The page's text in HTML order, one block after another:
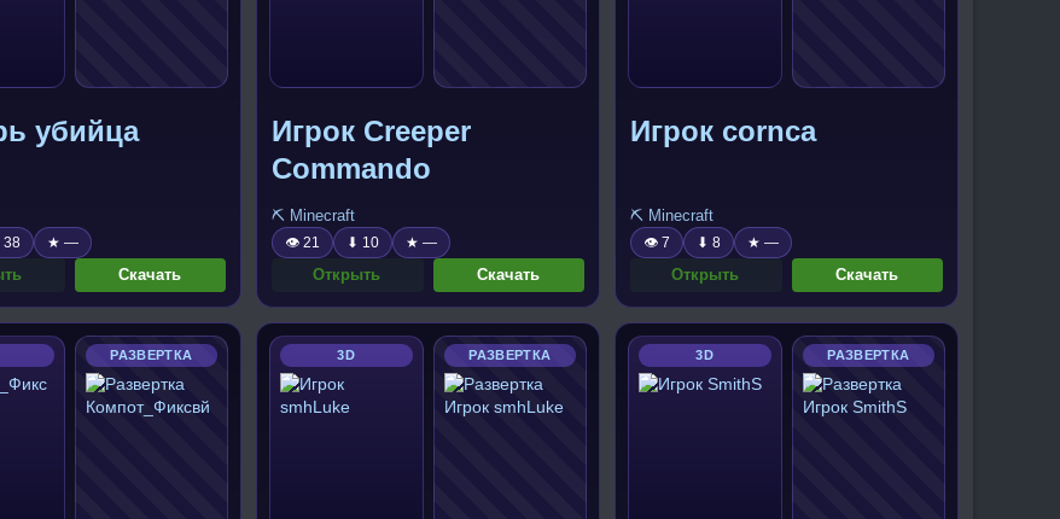
убийца
38 ★ —
Скачать
Игрок Creeper
Commando
⛏️ Minecraft
👁 21 ⬇ 10 ★ —
Открыть Скачать
Игрок cornca
⛏️ Minecraft
👁 7 ⬇ 8 ★ —
Открыть Скачать
РАЗВЕРТКА 3D РАЗВЕРТКА 3D РАЗВЕРТКА